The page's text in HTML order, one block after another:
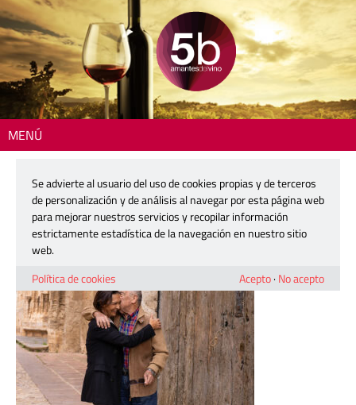
MENÚ
260114-guia-pago-de-tharsys-02
14 enero, 2026
Se advierte al usuario del uso de cookies propias y de terceros
de personalización y de análisis al navegar por esta página web
para mejorar nuestros servicios y recopilar información
estrictamente estadística de la navegación en nuestro sitio
web.
Política de cookies
Acepto· No acepto